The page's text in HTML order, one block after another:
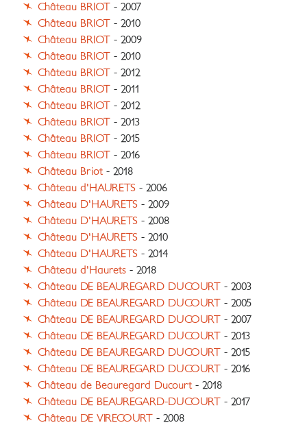
Château BRIOT - 2007
Château BRIOT - 2010
Château BRIOT - 2009
Château BRIOT - 2010
Château BRIOT - 2012
Château BRIOT - 2011
Château BRIOT - 2012
Château BRIOT - 2013
Château BRIOT - 2015
Château BRIOT - 2016
Château Briot - 2018
Château d'HAURETS - 2006
Château D'HAURETS - 2009
Château D'HAURETS - 2008
Château D'HAURETS - 2010
Château D'HAURETS - 2014
Château d'Haurets - 2018
Château DE BEAUREGARD DUCOURT - 2003
Château DE BEAUREGARD DUCOURT - 2005
Château DE BEAUREGARD DUCOURT - 2007
Château DE BEAUREGARD DUCOURT - 2013
Château DE BEAUREGARD DUCOURT - 2015
Château DE BEAUREGARD DUCOURT - 2016
Château de Beauregard Ducourt - 2018
Château DE BEAUREGARD-DUCOURT - 2017
Château DE VIRECOURT - 2008